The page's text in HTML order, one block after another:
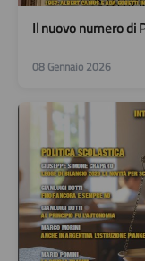
Il nuovo numero di
08 Gennaio 2026